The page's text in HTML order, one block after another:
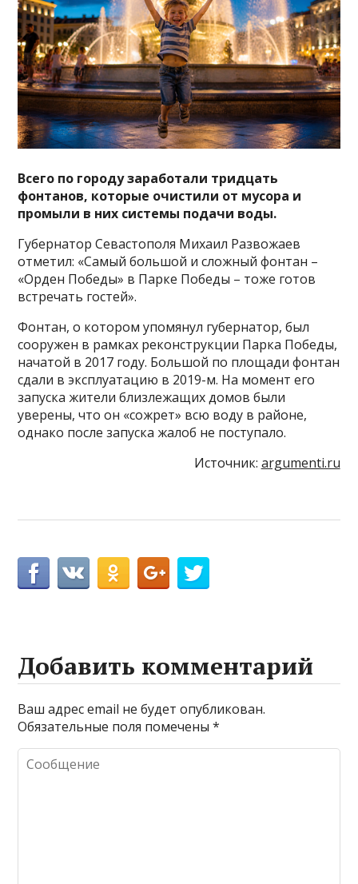
Всего по городу заработали тридцать
фонтанов, которые очистили от мусора и
промыли в них системы подачи воды.
Губернатор Севастополя Михаил Развожаев
отметил: «Самый большой и сложный фонтан –
«Орден Победы» в Парке Победы – тоже готов
встречать гостей».
Фонтан, о котором упомянул губернатор, был
сооружен в рамках реконструкции Парка Победы,
начатой в 2017 году. Большой по площади фонтан
сдали в эксплуатацию в 2019-м. На момент его
запуска жители близлежащих домов были
уверены, что он «сожрет» всю воду в районе,
однако после запуска жалоб не поступало.
Источник: argumenti.ru
Добавить комментарий
Ваш адрес email не будет опубликован.
Обязательные поля помечены*